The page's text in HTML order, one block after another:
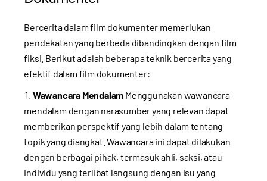
Bercerita dalam film dokumenter memerlukan
pendekatan yang berbeda dibandingkan dengan film
fiksi. Berikut adalah beberapa teknik bercerita yang
efektif dalam film dokumenter:
Wawancara Mendalam Menggunakan wawancara
mendalam dengan narasumber yang relevan dapat
memberikan perspektif yang lebih dalam tentang
topik yang diangkat. Wawancara ini dapat dilakukan
dengan berbagai pihak, termasuk ahli, saksi, atau
individu yang terlibat langsung dengan isu yang